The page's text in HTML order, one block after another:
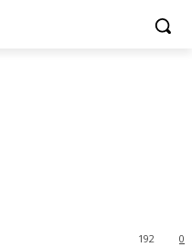
0
192